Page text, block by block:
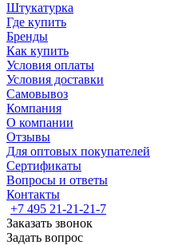
Штукатурка
Где купить
Бренды
Как купить
Условия оплаты
Условия доставки
Самовывоз
Компания
О компании
Отзывы
Для оптовых покупателей
Сертификаты
Вопросы и ответы
Контакты
+7 495 21-21-21-7
Заказать звонок
Задать вопрос